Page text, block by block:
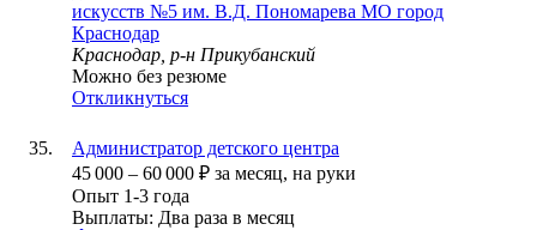
искусств №5 им. В.Д. Пономарева МО город
Краснодар
Краснодар, р-н Прикубанский
Можно без резюме
Откликнуться
Администратор детского центра
45 000 – 60 000 ₽ за месяц, на руки
Опыт 1-3 года
Выплаты: Два раза в месяц